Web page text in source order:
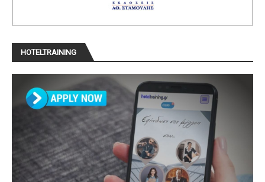
HOTELTRAINING